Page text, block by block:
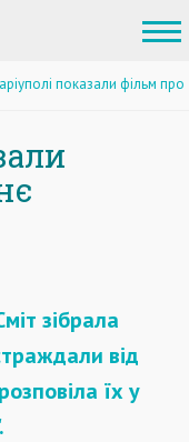
показали фільм
зібрала
від
їх у